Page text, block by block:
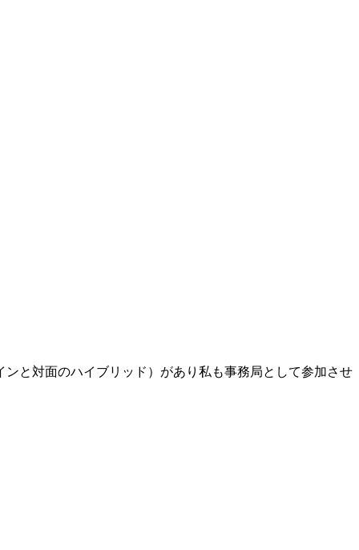
と対面のハイブリッド）があり私も事務局として参加させ